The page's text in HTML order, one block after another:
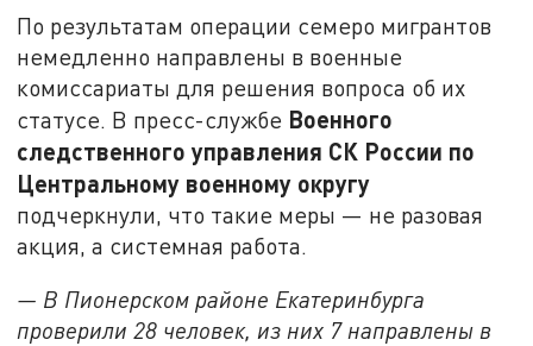
По результатам операции семеро мигрантов
немедленно направлены в военные
комиссариаты для решения вопроса об их
статусе. В пресс-службе Военного
следственного управления СК России по
Центральному военному округу
подчеркнули, что такие меры — не разовая
акция, а системная работа.
— В Пионерском районе Екатеринбурга
проверили 28 человек, из них 7 направлены в